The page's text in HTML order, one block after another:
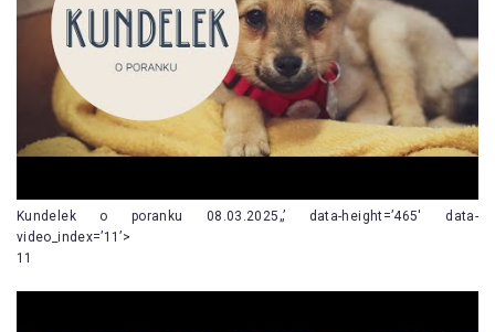
Kundelek o poranku 08.03.2025„’ data-height=’465′ data-
video_index=’11’>
11